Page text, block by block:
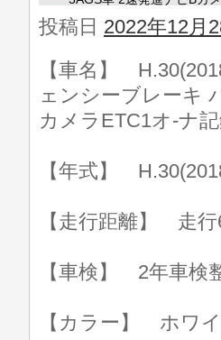
投稿日 2022年12月
【車名】
ェンシーブレーキ
カメラETC1オ-ナ
【年式】
【走行距離】 走行
【車検】 2年車検
【カラー】 ホワ